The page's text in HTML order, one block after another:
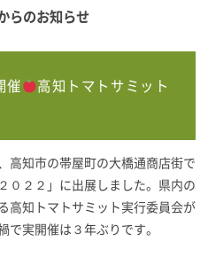
らのお知らせ
催
高知トマトサミット
高知市の帯屋町の大橋通商店街で
０２２」に出展しました。県内の
高知トマトサミット実行委員会が
で実開催は３年ぶりです。